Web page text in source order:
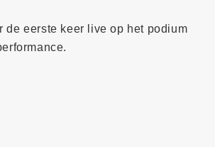
de eerste keer live op het podium